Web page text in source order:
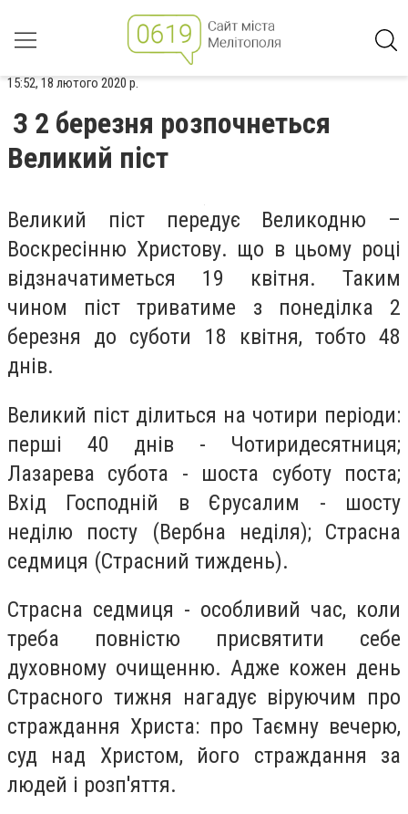
15:52, 18 лютого 2020 р.
З 2 березня розпочнеться
Великий піст
Великий піст передує Великодню –
Воскресінню Христову. що в цьому році
відзначатиметься 19 квітня. Таким
чином піст триватиме з понеділка 2
березня до суботи 18 квітня, тобто 48
днів.
Великий піст ділиться на чотири періоди:
перші 40 днів - Чотиридесятниця;
Лазарева субота - шоста суботу поста;
Вхід Господній в Єрусалим - шосту
неділю посту (Вербна неділя); Страсна
седмиця (Страсний тиждень).
Страсна седмиця - особливий час, коли
треба повністю присвятити себе
духовному очищенню. Адже кожен день
Страсного тижня нагадує віруючим про
страждання Христа: про Таємну вечерю,
суд над Христом, його страждання за
людей і розп'яття.